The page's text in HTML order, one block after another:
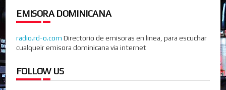
EMISORA DOMINICANA
radio.rd-o.com Directorio de emisoras en linea, para escuchar
cualqueir emisora dominicana via internet
FOLLOW US